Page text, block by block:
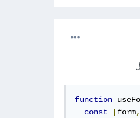
function
const
[form,